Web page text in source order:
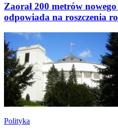
Zaorał 200 metrów
odpowiada na roszczenia
Polityka